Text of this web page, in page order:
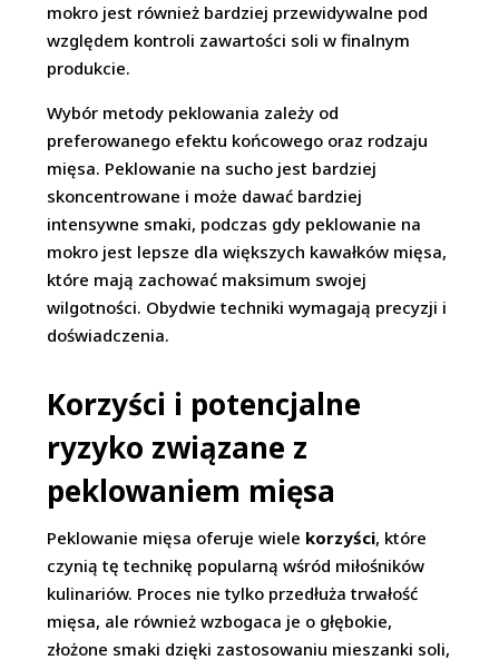
mokro jest również bardziej przewidywalne pod
względem kontroli zawartości soli w finalnym
produkcie.
Wybór metody peklowania zależy od
preferowanego efektu końcowego oraz rodzaju
mięsa. Peklowanie na sucho jest bardziej
skoncentrowane i może dawać bardziej
intensywne smaki, podczas gdy peklowanie na
mokro jest lepsze dla większych kawałków mięsa,
które mają zachować maksimum swojej
wilgotności. Obydwie techniki wymagają precyzji i
doświadczenia.
Korzyści i potencjalne
ryzyko związane z
peklowaniem mięsa
Peklowanie mięsa oferuje wiele korzyści, które
czynią tę technikę popularną wśród miłośników
kulinariów. Proces nie tylko przedłuża trwałość
mięsa, ale również wzbogaca je o głębokie,
złożone smaki dzięki zastosowaniu mieszanki soli,